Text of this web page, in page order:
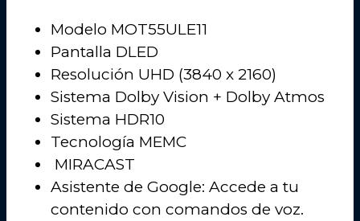
Modelo MOT55ULE11
Pantalla DLED
Resolución UHD (3840 x 2160)
Sistema Dolby Vision + Dolby Atmos
Sistema HDR10
Tecnología MEMC
MIRACAST
Asistente de Google: Accede a tu
contenido con comandos de voz.